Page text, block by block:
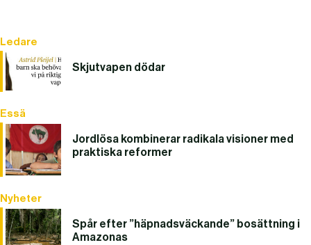
Ledare
Skjutvapen dödar
Essä
Jordlösa kombinerar radikala visioner med
praktiska reformer
Nyheter
Spår efter ”häpnadsväckande” bosättning i
Amazonas